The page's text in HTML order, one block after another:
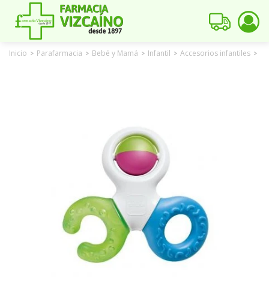
Inicio > Parafarmacia > Bebé y Mamá > Infantil > Accesorios infantiles >